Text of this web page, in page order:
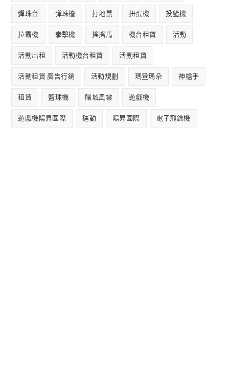
彈珠台 彈珠檯 打地鼠 扭蛋機 投籃機
拉霸機 拳擊機 搖搖馬 機台租賃 活動
活動出租 活動機台租賃 活動租賃
活動租賃 廣告行銷 活動規劃 瑪登瑪朵 神槍手
租賃 籃球機 賭城風雲 遊戲機
遊戲機陽昇國際 運動 陽昇國際 電子飛鏢機